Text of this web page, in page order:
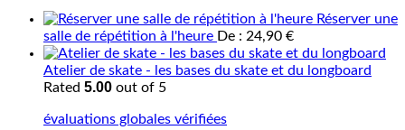
Réserver une
salle de répétition à l'heure De : 24,90 €
Atelier de skate - les bases du skate et du longboard
Rated 5.00 out of 5
évaluations globales vérifiées